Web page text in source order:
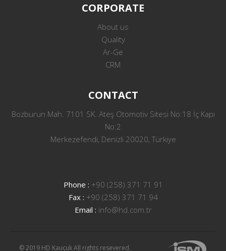
CORPORATE
About us
Quality
Ar-Ge
CRM
CONTACT
Bozburun Mah. 7101 SK. Ateş Otomotiv Sitesi No:18 İç Kapı
No:2
Merkezefendi, Denizli 20020, Türkiye
Phone : +90 (258) 371 71 91
Fax : +90 (258) 371 71 94
Email : info@hd.com.tr
© 2019 HD Kauçuk All rights resevered.